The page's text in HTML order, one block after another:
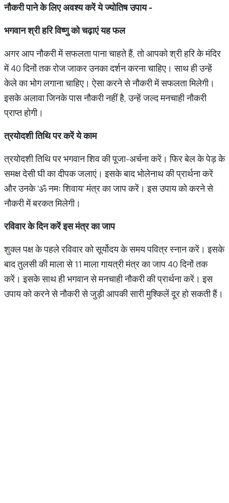
नौकरी पाने के लिए अवश्य करें ये ज्योतिष उपाय -
भगवानश्रीहरिविष्णुकोचढ़ाएंयहफल
अगर आप नौकरी में सफलता पाना चाहते हैं, तो आपको श्री हरि के मंदिर
में 40 दिनों तक रोज जाकर उनका दर्शन करना चाहिए। साथ ही उन्हें
केले का भोग लगाना चाहिए। ऐसा करने से नौकरी में सफलता मिलेगी।
इसके अलावा जिनके पास नौकरी नहीं है, उन्हें जल्द मनचाही नौकरी
प्राप्त होगी।
त्रयोदशीतिथिपरकरेंयेकाम
त्रयोदशी तिथि पर भगवान शिव की पूजा-अर्चना करें। फिर बेल के पेड़ के
समक्ष देसी घी का दीपक जलाएं। इसके बाद भोलेनाथ की प्रार्थना करें
और उनके 'ॐ नमः शिवाय' मंत्र का जाप करें। इस उपाय को करने से
नौकरी में बरकत मिलेगी।
रविवारकेदिनकरेंइसमंत्रकाजाप
शुक्ल पक्ष के पहले रविवार को सूर्योदय के समय पवित्र स्नान करें। इसके
बाद तुलसी की माला से 11 माला गायत्री मंत्र का जाप 40 दिनों तक
करें। इसके साथ ही भगवान से मनचाही नौकरी की प्रार्थना करें। इस
उपाय को करने से नौकरी से जुड़ी आपकी सारी मुश्किलें दूर हो सकती हैं।